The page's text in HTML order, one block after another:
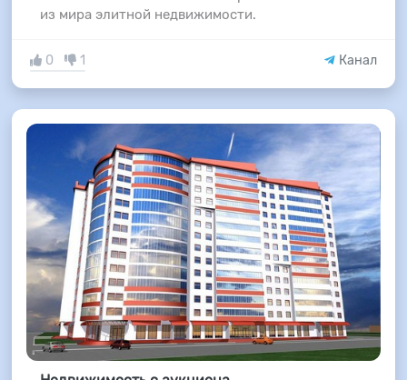
из мира элитной недвижимости.
0 1 Канал